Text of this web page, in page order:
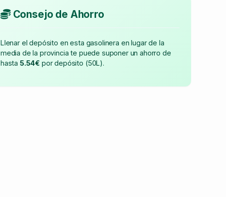
Consejo de Ahorro
Llenar el depósito en esta gasolinera en lugar de la
media de la provincia te puede suponer un ahorro de
hasta 5.54€ por depósito (50L).